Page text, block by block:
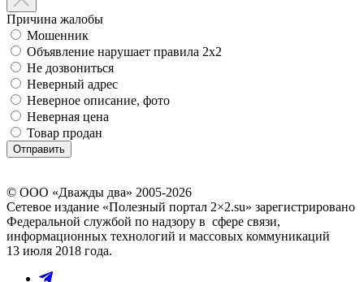
Причина жалобы
Мошенник
Объявление нарушает правила 2x2
Не дозвониться
Неверный адрес
Неверное описание, фото
Неверная цена
Товар продан
© ООО «Дважды два» 2005-2026
Сетевое издание «Полезный портал 2×2.su» зарегистрировано
Федеральной службой по надзору в сфере связи,
информационных технологий и массовых коммуникаций
13 июля 2018 года.